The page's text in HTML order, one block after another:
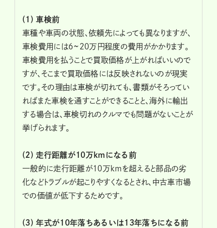
(1) 車検前
車種や車両の状態、依頼先によっても異なりますが、
車検費用には6~20万円程度の費用がかかります。
車検費用を払うことで買取価格が上がればいいので
すが、そこまで買取価格には反映されないのが現実
です。その理由は車検が切れても、書類がそろってい
ればまた車検を通すことができることと、海外に輸出
する場合は、車検切れのクルマでも問題がないことが
挙げられます。
(2) 走行距離が10万kmになる前
一般的に走行距離が10万kmを超えると部品の劣
化などトラブルが起こりやすくなるとされ、中古車市場
での価値が低下するためです。
(3) 年式が10年落ちあるいは13年落ちになる前